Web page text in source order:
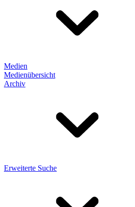
Medien
Medienübersicht
Archiv
Erweiterte Suche